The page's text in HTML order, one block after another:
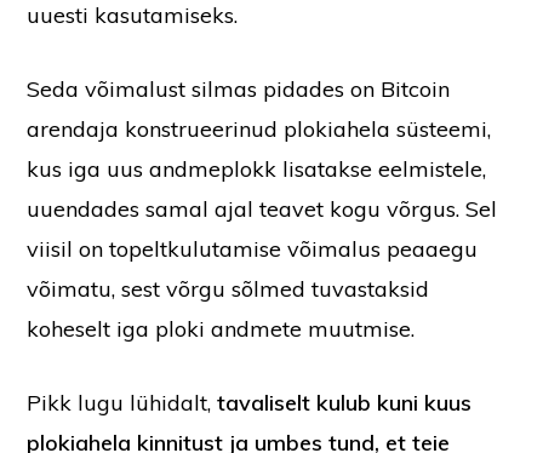
uuesti kasutamiseks.
Seda võimalust silmas pidades on Bitcoin
arendaja konstrueerinud plokiahela süsteemi,
kus iga uus andmeplokk lisatakse eelmistele,
uuendades samal ajal teavet kogu võrgus. Sel
viisil on topeltkulutamise võimalus peaaegu
võimatu, sest võrgu sõlmed tuvastaksid
koheselt iga ploki andmete muutmise.
Pikk lugu lühidalt, tavaliselt kulub kuni kuus
plokiahela kinnitust ja umbes tund, et teie